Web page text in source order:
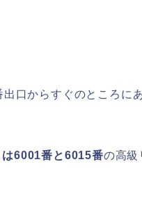
口からすぐのところに
6001番と6015番の高級